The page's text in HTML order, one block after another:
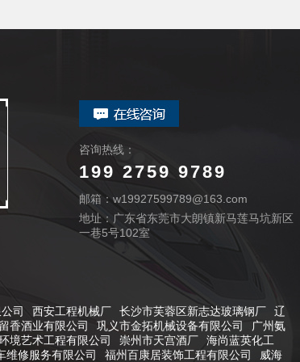
咨询热线：
199 2759 9789
邮箱：w19927599789@163.com
地址：广东省东莞市大朗镇新马莲马坑新区
一巷5号102室
司 西安工程机械厂 长沙市芙蓉区新志达玻璃钢厂
辽
香酒业有限公司 巩义市金拓机械设备有限公司
广州氨
境艺术工程有限公司 崇州市天宫酒厂
海尚蓝英化工
维修服务有限公司 福州百康居装饰工程有限公司 威海